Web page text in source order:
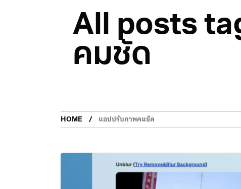
All posts
คมชัด
HOME แอปปรับภาพคมชัด